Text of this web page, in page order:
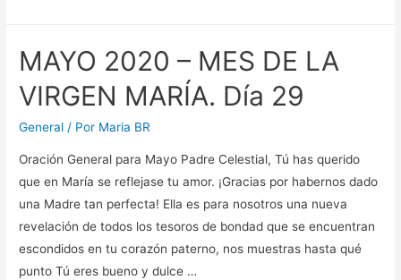
MES
DE
LA
VIRGEN
MAYO 2020 – MES DE LA
VIRGEN MARÍA. Día 29
General / Por Maria BR
Oración General para Mayo Padre Celestial, Tú has querido
que en María se reflejase tu amor. ¡Gracias por habernos dado
una Madre tan perfecta! Ella es para nosotros una nueva
revelación de todos los tesoros de bondad que se encuentran
escondidos en tu corazón paterno, nos muestras hasta qué
punto Tú eres bueno y dulce …